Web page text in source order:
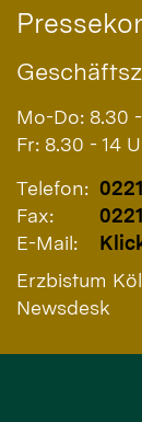
Mo-Do: 8.30
Fr: 8.30 - 14
Telefon:
Fax:
E-Mail:
Erzbistum
Newsdesk